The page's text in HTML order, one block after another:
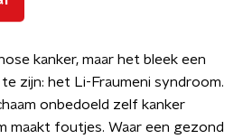
kanker, maar het bleek een
zijn: het Li-Fraumeni syndroom.
onbedoeld zelf kanker
maakt foutjes. Waar een gezond